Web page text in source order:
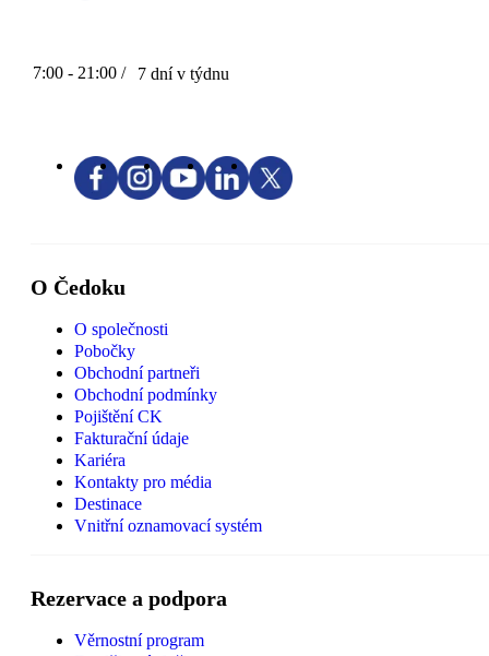
7:00 - 21:00 / 7 dní v týdnu
O Čedoku
O společnosti
Pobočky
Obchodní partneři
Obchodní podmínky
Pojištění CK
Fakturační údaje
Kariéra
Kontakty pro média
Destinace
Vnitřní oznamovací systém
Rezervace a podpora
Věrnostní program